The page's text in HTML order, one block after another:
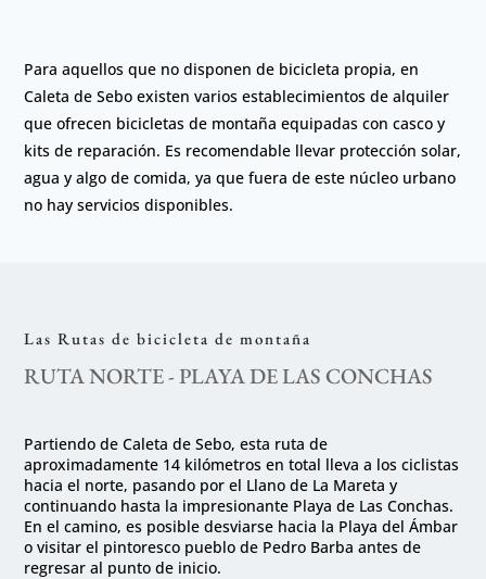
Para aquellos que no disponen de bicicleta propia, en
Caleta de Sebo existen varios establecimientos de alquiler
que ofrecen bicicletas de montaña equipadas con casco y
kits de reparación. Es recomendable llevar protección solar,
agua y algo de comida, ya que fuera de este núcleo urbano
no hay servicios disponibles.
Las Rutas de bicicleta de montaña
RUTA NORTE - PLAYA DE LAS CONCHAS
Partiendo de Caleta de Sebo, esta ruta de
aproximadamente 14 kilómetros en total lleva a los ciclistas
hacia el norte, pasando por el Llano de La Mareta y
continuando hasta la impresionante Playa de Las Conchas.
En el camino, es posible desviarse hacia la Playa del Ámbar
o visitar el pintoresco pueblo de Pedro Barba antes de
regresar al punto de inicio.